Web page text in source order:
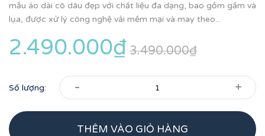
mẫu áo dài cô dâu đẹp với chất liệu đa dạng, bao gồm gấm và
lụa, được xử lý công nghệ vải mềm mại và may theo...
2.490.000₫ 3.490.000₫
Số lượng: - +
THÊM VÀO GIỎ HÀNG